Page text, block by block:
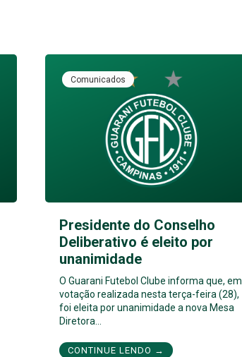
Comunicados
Presidente do Conselho
Deliberativo é eleito por
unanimidade
O Guarani Futebol Clube informa que, em
votação realizada nesta terça-feira (28),
foi eleita por unanimidade a nova Mesa
Diretora…
CONTINUE LENDO →